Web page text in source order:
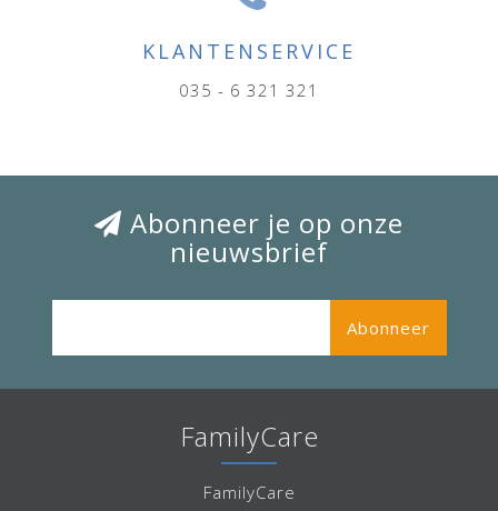
KLANTENSERVICE
035 - 6 321 321
Abonneer je op onze
nieuwsbrief
Abonneer
FamilyCare
FamilyCare